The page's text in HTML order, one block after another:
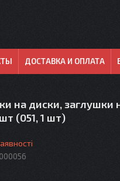
ДОСТАВКА И ОПЛАТА
на диски,
(051, 1 шт)